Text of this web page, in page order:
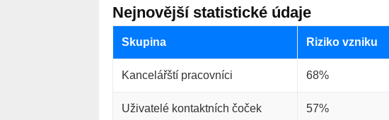
Nejnovější statistické údaje
Skupina Riziko vzniku
Kancelářští pracovníci 68%
Uživatelé kontaktních čoček 57%